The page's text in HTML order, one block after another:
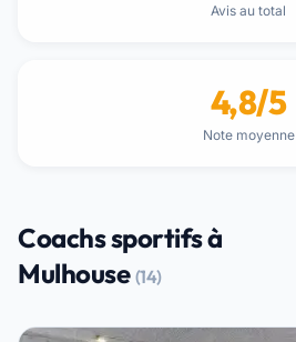
Avis au total
4,8/5
Note moyenne
Coachs sportifs à
Mulhouse (14)